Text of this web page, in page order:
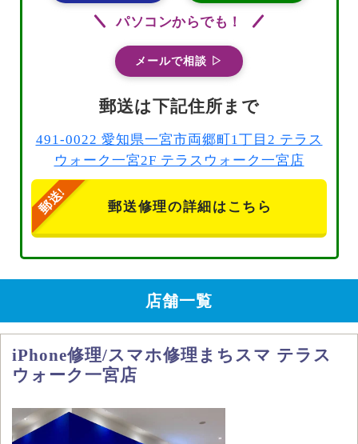
パソコンからでも！
メールで相談 ▷
郵送は下記住所まで
491-0022 愛知県一宮市両郷町1丁目2 テラス
ウォーク一宮2F テラスウォーク一宮店
郵送修理の詳細はこちら
店舗一覧
iPhone修理/スマホ修理まちスマ テラス
ウォーク一宮店